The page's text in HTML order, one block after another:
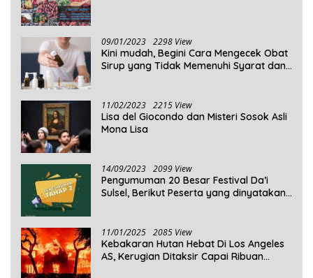
09/01/2023 2298 View
Kini mudah, Begini Cara Mengecek Obat
Sirup yang Tidak Memenuhi Syarat dan
11/02/2023 2215 View
Lisa del Giocondo dan Misteri Sosok Asli
Mona Lisa
14/09/2023 2099 View
Pengumuman 20 Besar Festival Da’i
Sulsel, Berikut Peserta yang dinyatakan
11/01/2025 2085 View
Kebakaran Hutan Hebat Di Los Angeles
AS, Kerugian Ditaksir Capai Ribuan